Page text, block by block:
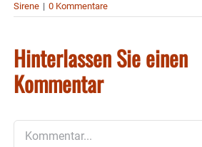
Sirene | 0 Kommentare
Hinterlassen Sie einen
Kommentar